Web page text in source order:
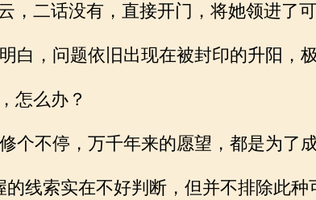
，二话没有，直接开门，将她领进了可
白，问题依旧出现在被封印的升阳，
怎么办？
不停，万千年来的愿望，都是为了
线索实在不好判断，但并不排除此种